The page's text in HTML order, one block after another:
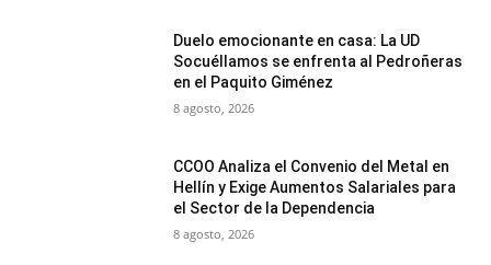
Duelo emocionante en casa: La UD
Socuéllamos se enfrenta al Pedroñeras
en el Paquito Giménez
8 agosto, 2026
CCOO Analiza el Convenio del Metal en
Hellín y Exige Aumentos Salariales para
el Sector de la Dependencia
8 agosto, 2026